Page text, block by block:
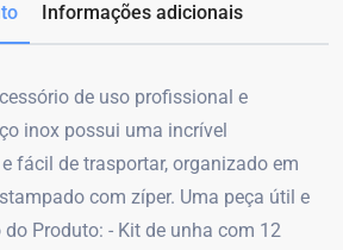
Informações adicionais
de uso profissional e
inox possui uma incrível
fácil de trasportar, organizado em
com zíper. Uma peça útil e
Produto: - Kit de unha com 12